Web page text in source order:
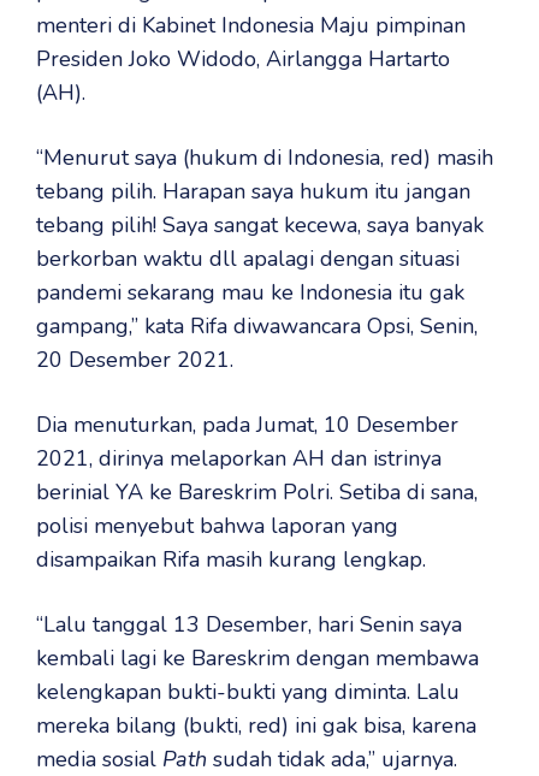
menteri di Kabinet Indonesia Maju pimpinan
Presiden Joko Widodo, Airlangga Hartarto
(AH).
“Menurut saya (hukum di Indonesia, red) masih
tebang pilih. Harapan saya hukum itu jangan
tebang pilih! Saya sangat kecewa, saya banyak
berkorban waktu dll apalagi dengan situasi
pandemi sekarang mau ke Indonesia itu gak
gampang,” kata Rifa diwawancara Opsi, Senin,
20 Desember 2021.
Dia menuturkan, pada Jumat, 10 Desember
2021, dirinya melaporkan AH dan istrinya
berinial YA ke Bareskrim Polri. Setiba di sana,
polisi menyebut bahwa laporan yang
disampaikan Rifa masih kurang lengkap.
“Lalu tanggal 13 Desember, hari Senin saya
kembali lagi ke Bareskrim dengan membawa
kelengkapan bukti-bukti yang diminta. Lalu
mereka bilang (bukti, red) ini gak bisa, karena
media sosial Path sudah tidak ada,” ujarnya.